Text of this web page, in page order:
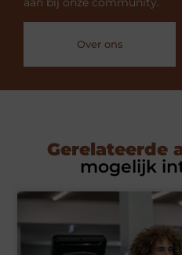
Over ons
Gerelateerde
mogelijk